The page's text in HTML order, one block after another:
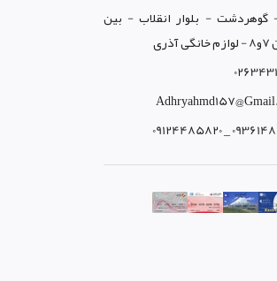
گوهردشت - بلوار انقلاب - بین
09361485820 _